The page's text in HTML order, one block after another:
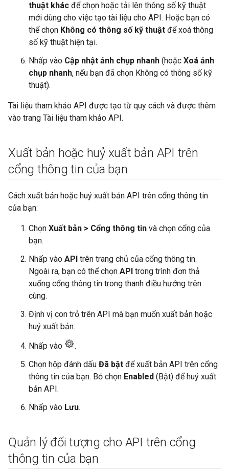
thuật khác để chọn hoặc tải lên thông số kỹ thuật
mới dùng cho việc tạo tài liệu cho API. Hoặc bạn có
thể chọn Không có thông số kỹ thuật để xoá thông
số kỹ thuật hiện tại.
Nhấp vào Cập nhật ảnh chụp nhanh (hoặc Xoá ảnh
chụp nhanh, nếu bạn đã chọn Không có thông số kỹ
thuật).
Tài liệu tham khảo API được tạo từ quy cách và được thêm
vào trang Tài liệu tham khảo API.
Xuất bản hoặc huỷ xuất bản API trên
cổng thông tin của bạn
Cách xuất bản hoặc huỷ xuất bản API trên cổng thông tin
của bạn:
Chọn Xuất bản > Cổng thông tin và chọn cổng của
bạn.
Nhấp vào API trên trang chủ của cổng thông tin.
Ngoài ra, bạn có thể chọn API trong trình đơn thả
xuống cổng thông tin trong thanh điều hướng trên
cùng.
Định vị con trỏ trên API mà bạn muốn xuất bản hoặc
huỷ xuất bản.
Nhấp vào
.
Chọn hộp đánh dấu Đã bật để xuất bản API trên cổng
thông tin của bạn. Bỏ chọn Enabled (Bật) để huỷ xuất
bản API.
Nhấp vào Lưu.
Quản lý đối tượng cho API trên cổng
thông tin của bạn